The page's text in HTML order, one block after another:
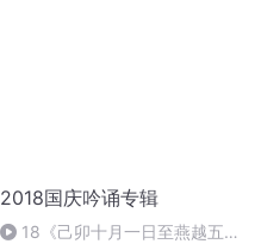
2018国庆吟诵专辑
18《己卯十月一日至燕越五